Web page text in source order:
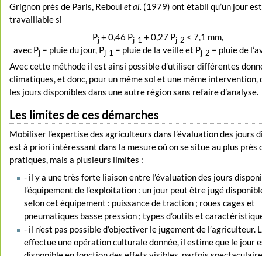
Grignon près de Paris, Reboulet al. (1979) ont établi qu’un jour est
travaillable si
Pj+ 0,46 Pj-1 + 0,27 Pj-2 < 7,1 mm,
avec Pj = pluie du jour, Pj-1 = pluie de la veille et Pj-2 = pluie de
Avec cette méthode il est ainsi possible d’utiliser différentes
climatiques, et donc, pour un même sol et une même intervention,
les jours disponibles dans une autre région sans refaire d’analyse.
Les limites de ces démarches
Mobiliser l’expertise des agriculteurs dans l’évaluation des jours
est à priori intéressant dans la mesure où on se situe au plus près
pratiques, mais a plusieurs limites :
- il y a une très forte liaison entre l’évaluation des jours
l’équipement de l’exploitation : un jour peut être jugé
selon cet équipement : puissance de traction ; roues cages et
pneumatiques basse pression ; types d’outils et
- il n’est pas possible d’objectiver le jugement de l’agriculteur.
effectue une opération culturale donnée, il estime que le jour